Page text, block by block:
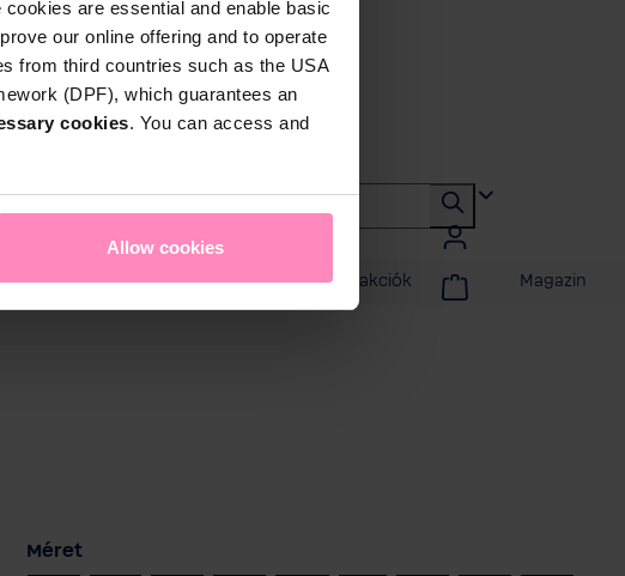
are essential and enable basic
our online offering and to operate
from third countries such as the USA
(DPF), which guarantees an
cookies. You can access and
Allow cookies
és szabadidő Promóciók és akciók Magazin
Válasszon
Méret